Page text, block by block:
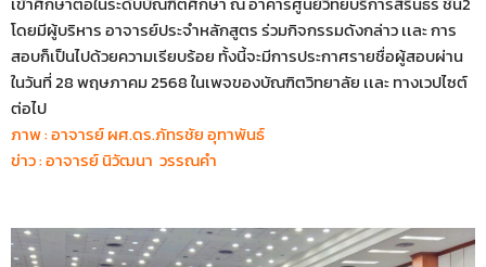
โดยมีผู้บริหาร อาจารย์ประจำหลักสูตร ร่วมกิจกรรมดังกล่าว เเละ การ
สอบก็เป็นไปด้วยความเรียบร้อย ทั้งนี้จะมีการประกาศรายชื่อผู้สอบผ่าน
ในวันที่ 28 พฤษภาคม 2568 ในเพจของบัณฑิตวิทยาลัย เเละ ทางเวปไซต์
ต่อไป
ภาพ : อาจารย์ ผศ.ดร.ภัทรชัย อุทาพันธ์
ข่าว : อาจารย์ นิวัฒนา วรรณคำ